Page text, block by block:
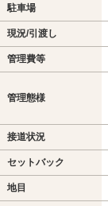
駐車場
現況/引渡し
管理費等
管理態様
接道状況
セットバック
地目